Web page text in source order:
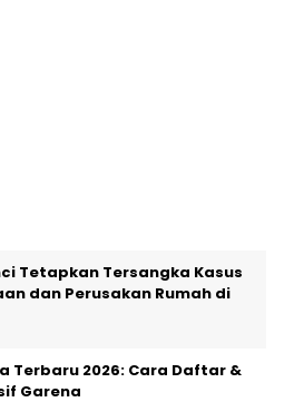
Tetapkan Tersangka Kasus
dan Perusakan Rumah di
Terbaru 2026: Cara Daftar &
Garena